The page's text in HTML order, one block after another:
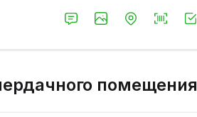
помещения